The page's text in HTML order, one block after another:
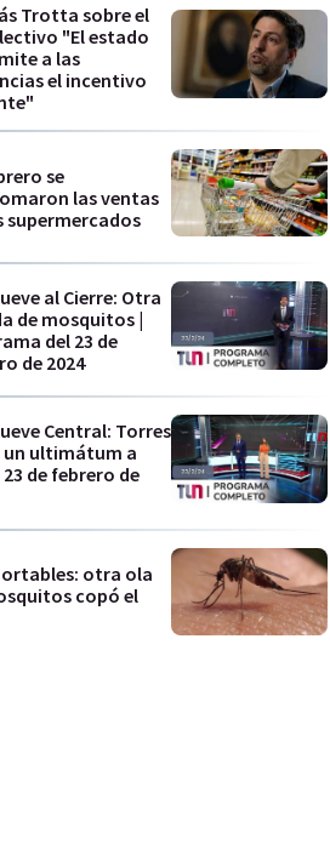
Trotta sobre el
"El estado
a las
el incentivo
se
las ventas
supermercados
al Cierre: Otra
de mosquitos |
del 23 de
de 2024
Central: Torres
un ultimátum a
23 de febrero de
otra ola
copó el